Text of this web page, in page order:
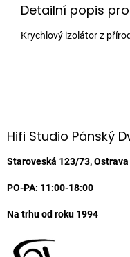
Detailní popis
Krychlový izolátor z
Z
aHifi Studio Pánský
Staroveská 123/73, Ostrava
PO-PA: 11:00-18:00
Na trhu od roku 1994